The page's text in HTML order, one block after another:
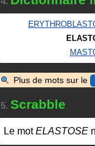
Plus de mots sur le
5. Scrabble
Le motELASTOSE